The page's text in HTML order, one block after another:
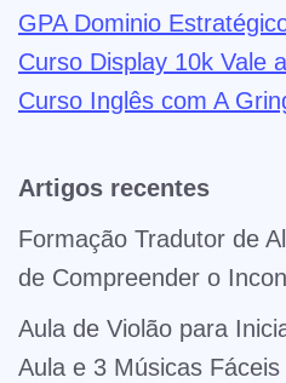
GPA Dominio
Curso Display 10k Vale
Curso Inglês com A
Artigos recentes
Formação Tradutor de
de Compreender o
Aula de Violão para
Aula e 3 Músicas Fáceis